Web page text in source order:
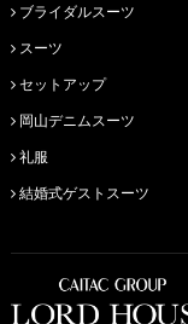
ブライダルスーツ
スーツ
セットアップ
岡山デニムスーツ
礼服
結婚式ゲストスーツ